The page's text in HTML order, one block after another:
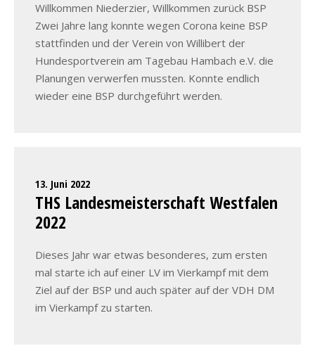
Willkommen Niederzier, Willkommen zurück BSP
Zwei Jahre lang konnte wegen Corona keine BSP
stattfinden und der Verein von Willibert der
Hundesportverein am Tagebau Hambach e.V. die
Planungen verwerfen mussten. Konnte endlich
wieder eine BSP durchgeführt werden.
13. Juni 2022
THS Landesmeisterschaft Westfalen
2022
Dieses Jahr war etwas besonderes, zum ersten
mal starte ich auf einer LV im Vierkampf mit dem
Ziel auf der BSP und auch später auf der VDH DM
im Vierkampf zu starten.